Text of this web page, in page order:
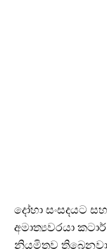
දෝහා සංසදයට
අමාත්‍යවරයා
නියමිතව